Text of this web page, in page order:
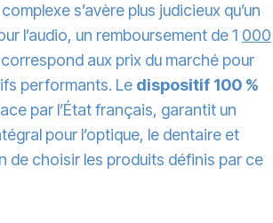
s’avère plus judicieux qu’un
l’audio, un remboursement de 1 000
aux prix du marché pour
performants. Le dispositif 100 %
par l’État français, garantit un
pour l’optique, le dentaire et
de choisir les produits définis par ce